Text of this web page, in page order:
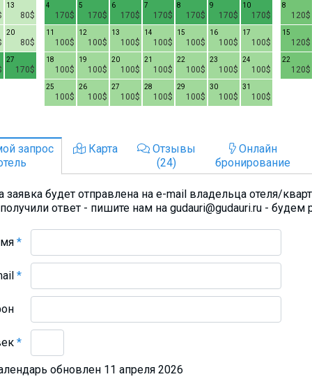
80$
13
80$
20
170$
27
170$
4
170$
5
170$
6
170$
7
170$
8
170$
9
170$
10
100$
11
100$
12
100$
13
100$
14
100$
15
100$
16
100$
17
100$
18
100$
19
100$
20
100$
21
100$
22
100$
23
100$
24
100$
25
100$
26
100$
27
100$
28
100$
29
100$
30
100$
31
120$
8
120$
15
120$
22
запрос
Карта
Отзывы
(24)
Онлайн
бронирование
заявка будет отправлена на e-mail владельца отеля/
ответ - пишите нам на gudauri@gudauri.ru - будем
*
*
*
обновлен 11 апреля 2026